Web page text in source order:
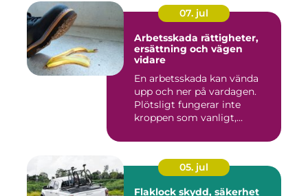
07. jul
Arbetsskada rättigheter,
ersättning och vägen
vidare
En arbetsskada kan vända
upp och ner på vardagen.
Plötsligt fungerar inte
kroppen som vanligt,
05. jul
Flaklock skydd, säkerhet